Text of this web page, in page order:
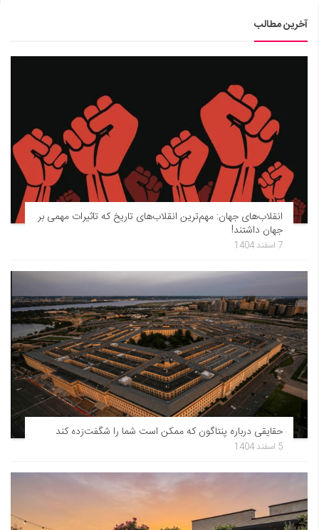
آخرین مطالب
انقلاب‌های جهان: مهم‌ترین انقلاب‌های تاریخ که تاثیرات مهمی بر
جهان داشتند!
7 اسفند 1404
حقایقی درباره پنتاگون که ممکن است شما را شگفت‌زده کند
5 اسفند 1404